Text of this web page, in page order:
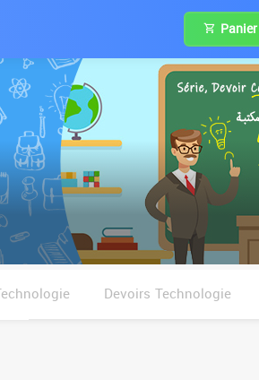
Panier
Devoirs Technologie